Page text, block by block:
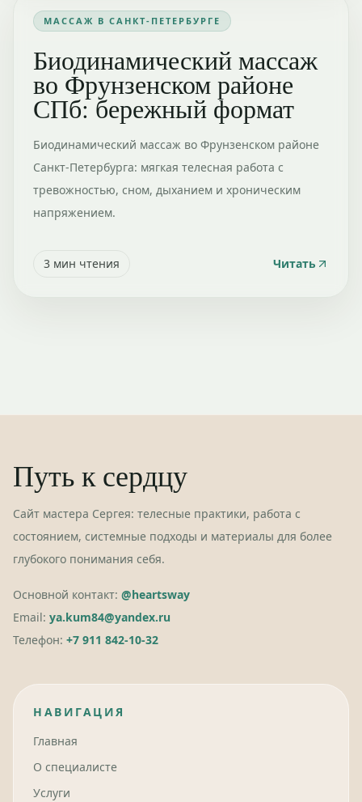
МАССАЖ В САНКТ-ПЕТЕРБУРГЕ
Биодинамический массаж
во Фрунзенском районе
СПб: бережный формат
Биодинамический массаж во Фрунзенском районе
Санкт-Петербурга: мягкая телесная работа с
тревожностью, сном, дыханием и хроническим
напряжением.
3 мин чтения Читать
Путь к сердцу
Сайт мастера Сергея: телесные практики, работа с
состоянием, системные подходы и материалы для более
глубокого понимания себя.
Основной контакт: @heartsway
Email: ya.kum84@yandex.ru
Телефон: +7 911 842-10-32
НАВИГАЦИЯ
Главная
О специалисте
Услуги